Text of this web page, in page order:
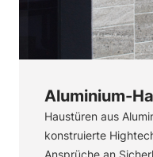
Aluminium-
Haustüren aus
konstruierte
Ansprüche an